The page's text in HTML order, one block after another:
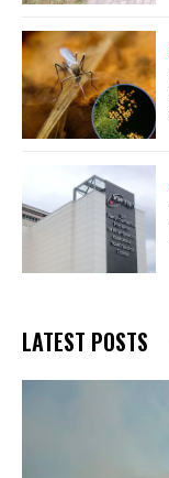
LATEST POSTS